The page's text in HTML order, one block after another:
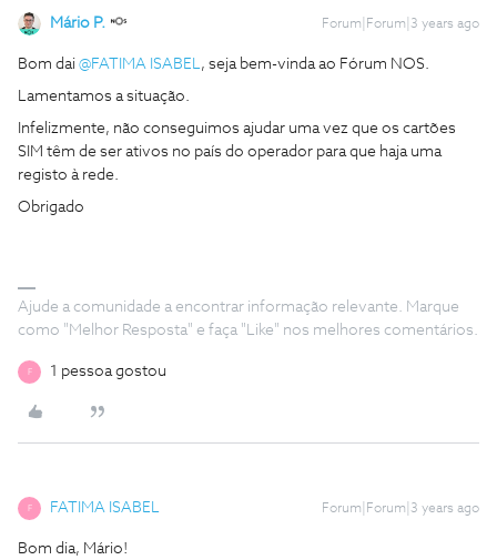
Mário P. Forum|Forum|3 years ago
Bom dai @FATIMA ISABEL, seja bem-vinda ao Fórum NOS.
Lamentamos a situação.
Infelizmente, não conseguimos ajudar uma vez que os cartões
SIM têm de ser ativos no país do operador para que haja uma
registo à rede.
Obrigado
Ajude a comunidade a encontrar informação relevante. Marque
como "Melhor Resposta" e faça "Like" nos melhores comentários.
F 1 pessoa gostou
F FATIMA ISABEL Forum|Forum|3 years ago
Bom dia, Mário!